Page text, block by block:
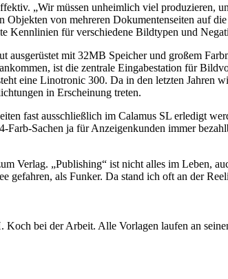
„Wir müssen unheimlich viel produzieren,
von mehreren Dokumentenseiten auf
für verschiedene Bildtypen und
mit 32MB Speicher und großem
ist die zentrale Eingabestation für
eine Linotronic 300. Da in den letzten
in Erscheinung treten.
fast ausschließlich im Calamus SL erledigt
Sachen ja für Anzeigenkunden immer
Verlag. „Publishing“ ist nicht alles im Leben,
gefahren, als Funker. Da stand ich oft an der
bei der Arbeit. Alle Vorlagen laufen an